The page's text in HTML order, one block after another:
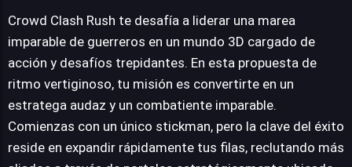
JUEGALO AHORA
Crowd Clash Rush te desafía a liderar una marea
imparable de guerreros en un mundo 3D cargado de
acción y desafíos trepidantes. En esta propuesta de
ritmo vertiginoso, tu misión es convertirte en un
estratega audaz y un combatiente imparable.
Comienzas con un único stickman, pero la clave del éxito
reside en expandir rápidamente tus filas, reclutando más